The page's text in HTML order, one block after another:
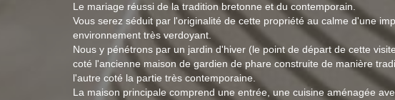
Le mariage réussi de la tradition bretonne et du contemporain.
Vous serez séduit par l'originalité de cette propriété au calme d'une
environnement très verdoyant.
Nous y pénétrons par un jardin d'hiver (le point de départ de cette
coté l'ancienne maison de gardien de phare construite de manière
l'autre coté la partie très contemporaine.
La maison principale comprend une entrée, une cuisine aménagée